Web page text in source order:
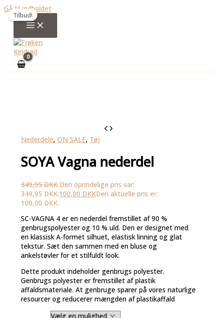
Gå til indholdet
Tilbud!
Nederdele, ON SALE, Tøj
SOYA Vagna nederdel
349,95DKK Den oprindelige pris var:
349,95 DKK.100,00 DKKDen aktuelle pris er:
100,00 DKK.
SC-VAGNA 4 er en nederdel fremstillet af 90 %
genbrugspolyester og 10 % uld. Den er designet med
en klassisk A-formet silhuet, elastisk linning og glat
tekstur. Sæt den sammen med en bluse og
ankelstøvler for et stilfuldt look.
Dette produkt indeholder genbrugs polyester.
Genbrugs polyester er fremstillet af plastik
affaldsmateriale. At genbruge sparer på vores naturlige
resourcer og reducerer mængden af plastikaffald